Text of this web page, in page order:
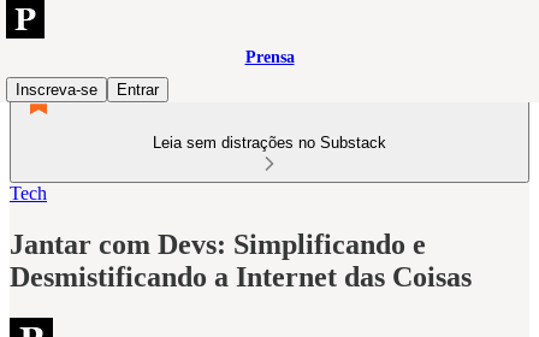
Prensa
Inscreva-se
Entrar
Leia sem distrações no Substack
Tech
Jantar com Devs: Simplificando e
Desmistificando a Internet das Coisas